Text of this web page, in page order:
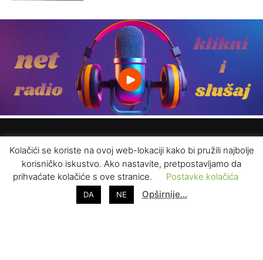
Kolačići se koriste na ovoj web-lokaciji kako bi pružili najbolje
korisničko iskustvo. Ako nastavite, pretpostavljamo da
prihvaćate kolačiće s ove stranice.
Postavke kolačića
DA NE Opširnije…